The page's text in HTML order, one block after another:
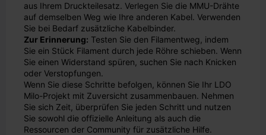
aus Ihrem Druckteilesatz. Verlegen Sie die MMU-Drähte
auf demselben Weg wie Ihre anderen Kabel. Verwenden
Sie bei Bedarf zusätzliche Kabelbinder.
Zur Erinnerung: Testen Sie den Filamentweg, indem
Sie ein Stück Filament durch jede Röhre schieben. Wenn
Sie einen Widerstand spüren, suchen Sie nach Knicken
oder Verstopfungen.
Wenn Sie diese Schritte befolgen, können Sie Ihr LDO
Milo-Projekt mit Zuversicht zusammenbauen. Nehmen
Sie sich Zeit, überprüfen Sie jeden Schritt und nutzen
Sie sowohl die offizielle Anleitung als auch die
Ressourcen der Community für zusätzliche Hilfe.